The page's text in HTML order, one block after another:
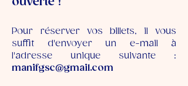
Pour réserver vos billets, il vous
suffit d'envoyer un e-mail à
l'adresse unique suivante :
manifgsc@gmail.com